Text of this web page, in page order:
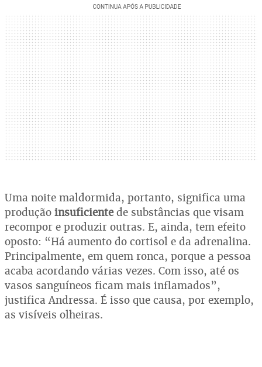
Uma noite maldormida, portanto, significa uma
produção insuficientede substâncias que visam
recompor e produzir outras. E, ainda, tem efeito
oposto: “Há aumento do cortisol e da adrenalina.
Principalmente, em quem ronca, porque a pessoa
acaba acordando várias vezes. Com isso, até os
vasos sanguíneos ficam mais inflamados”,
justifica Andressa. É isso que causa, por exemplo,
as visíveis olheiras.